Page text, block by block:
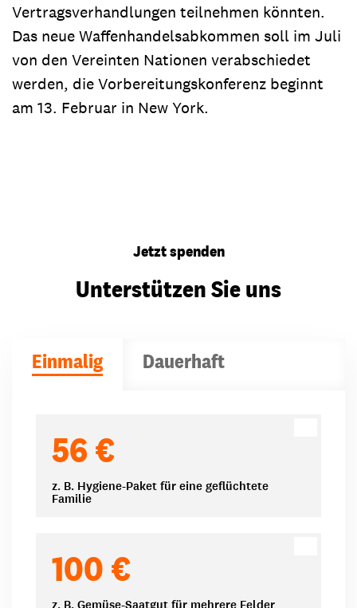
Vertragsverhandlungen teilnehmen könnten.
Das neue Waffenhandelsabkommen soll im Juli
von den Vereinten Nationen verabschiedet
werden, die Vorbereitungskonferenz beginnt
am 13. Februar in New York.
Jetzt spenden
Unterstützen Sie uns
Einmalig Dauerhaft
56 €
z. B. Hygiene-Paket für eine geflüchtete
Familie
100 €
z. B. Gemüse-Saatgut für mehrere Felder